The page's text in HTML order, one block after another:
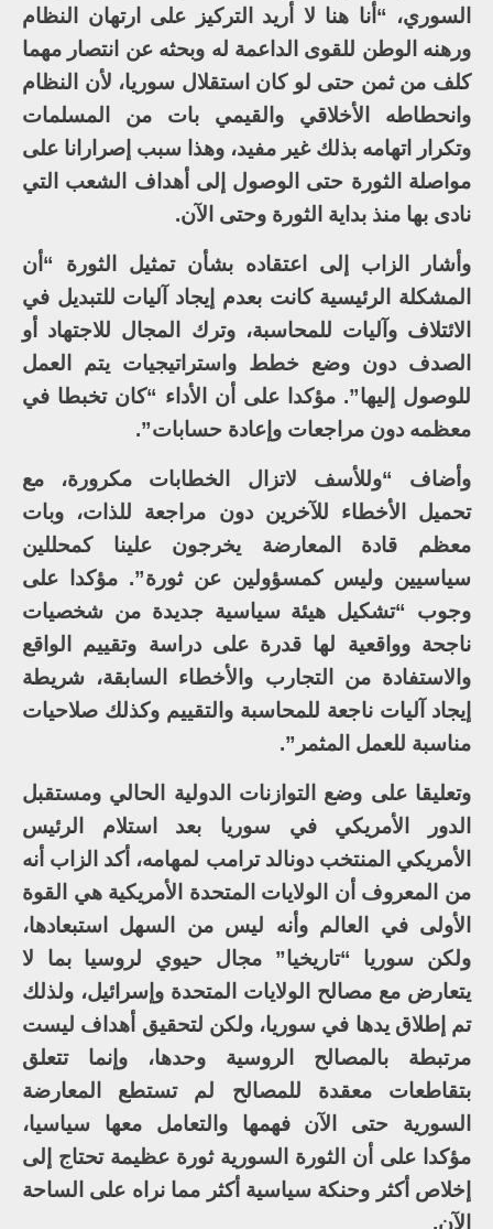
السوري، “أنا هنا لا أريد التركيز على ارتهان النظام
ورهنه الوطن للقوى الداعمة له وبحثه عن انتصار مهما
كلف من ثمن حتى لو كان استقلال سوريا، لأن النظام
وانحطاطه الأخلاقي والقيمي بات من المسلمات
وتكرار اتهامه بذلك غير مفيد، وهذا سبب إصرارانا على
مواصلة الثورة حتى الوصول إلى أهداف الشعب التي
نادى بها منذ بداية الثورة وحتى الآن.
وأشار الزاب إلى اعتقاده بشأن تمثيل الثورة “أن
المشكلة الرئيسية كانت بعدم إيجاد آليات للتبديل في
الائتلاف وآليات للمحاسبة، وترك المجال للاجتهاد أو
الصدف دون وضع خطط واستراتيجيات يتم العمل
للوصول إليها”. مؤكدا على أن الأداء “كان تخبطا في
معظمه دون مراجعات وإعادة حسابات”.
وأضاف “وللأسف لاتزال الخطابات مكرورة، مع
تحميل الأخطاء للآخرين دون مراجعة للذات، وبات
معظم قادة المعارضة يخرجون علينا كمحللين
سياسيين وليس كمسؤولين عن ثورة”. مؤكدا على
وجوب “تشكيل هيئة سياسية جديدة من شخصيات
ناجحة وواقعية لها قدرة على دراسة وتقييم الواقع
والاستفادة من التجارب والأخطاء السابقة، شريطة
إيجاد آليات ناجعة للمحاسبة والتقييم وكذلك صلاحيات
مناسبة للعمل المثمر”.
وتعليقا على وضع التوازنات الدولية الحالي ومستقبل
الدور الأمريكي في سوريا بعد استلام الرئيس
الأمريكي المنتخب دونالد ترامب لمهامه، أكد الزاب أنه
من المعروف أن الولايات المتحدة الأمريكية هي القوة
الأولى في العالم وأنه ليس من السهل استبعادها،
ولكن سوريا “تاريخيا” مجال حيوي لروسيا بما لا
يتعارض مع مصالح الولايات المتحدة وإسرائيل، ولذلك
تم إطلاق يدها في سوريا، ولكن لتحقيق أهداف ليست
مرتبطة بالمصالح الروسية وحدها، وإنما تتعلق
بتقاطعات معقدة للمصالح لم تستطع المعارضة
السورية حتى الآن فهمها والتعامل معها سياسيا،
مؤكدا على أن الثورة السورية ثورة عظيمة تحتاج إلى
إخلاص أكثر وحنكة سياسية أكثر مما نراه على الساحة
الآن.